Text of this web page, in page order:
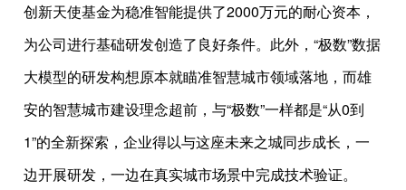
创新天使基金为稳准智能提供了2000万元的耐心资本，
为公司进行基础研发创造了良好条件。此外，“极数”数据
大模型的研发构想原本就瞄准智慧城市领域落地，而雄
安的智慧城市建设理念超前，与“极数”一样都是“从0到
1”的全新探索，企业得以与这座未来之城同步成长，一
边开展研发，一边在真实城市场景中完成技术验证。